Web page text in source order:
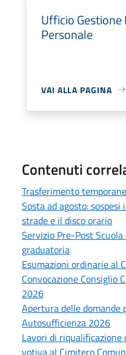
Ufficio Gestione
Personale
VAI ALLA PAGINA
Contenuti
Trasferimento
Sosta ad agosto:
strade e il disco orario
Servizio Pre-Post
graduatoria
Esumazioni ordinarie al
Convocazione Consiglio
2026
Apertura delle domande
Autosufficienza 2026
Lavori di
votiva al Cimitero